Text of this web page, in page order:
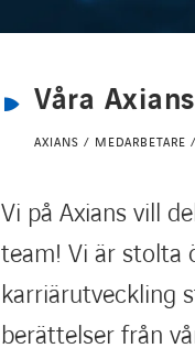
Våra
AXIANS / MEDARBETARE
Vi på Axians vill
team! Vi är stolta
karriärutveckling
berättelser från